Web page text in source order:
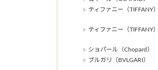
ティファニー（TIFFANY）
ティファニー（TIFFANY）
ショパール（Chopard）
ブルガリ（BVLGARI）